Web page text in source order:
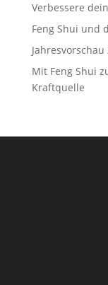
Verbessere
Feng Shui und
Mit Feng Shui
Kraftquelle